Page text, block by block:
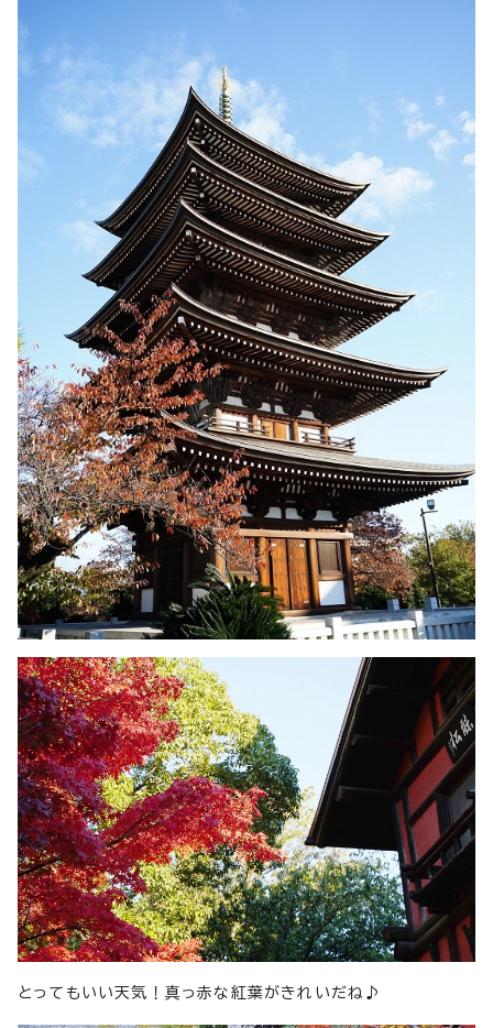
とってもいい天気！真っ赤な紅葉がきれいだね♪